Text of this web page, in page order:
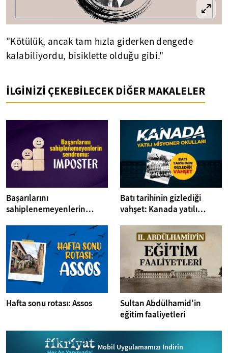
"Kötülük, ancak tam hızla giderken dengede
kalabiliyordu, bisiklette olduğu gibi."
İLGİNİZİ ÇEKEBİLECEK DİĞER MAKALELER
Başarılarını
sahiplenemeyenlerin
Batı tarihinin gizlediği
vahşet: Kanada yatılı
Hafta sonu rotası: Assos
Sultan Abdülhamid'in
eğitim faaliyetleri
Mobil Uygulamamızı İndirin